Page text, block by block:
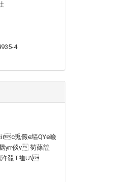
4
兎儼e塸QYe瞼
yrr倓v 茐蓧韹
汻鼅T裇U\